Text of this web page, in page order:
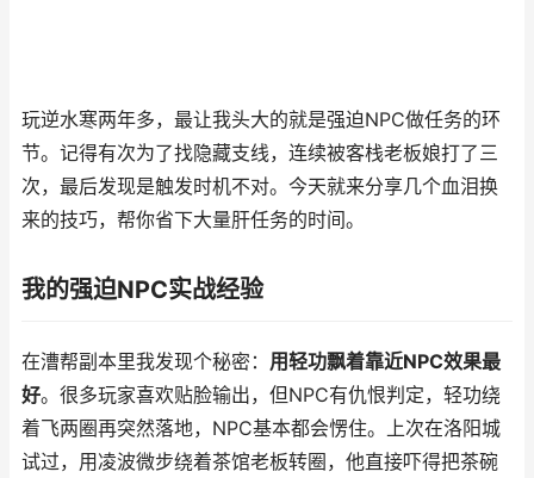
玩逆水寒两年多，最让我头大的就是强迫NPC做任务的环
节。记得有次为了找隐藏支线，连续被客栈老板娘打了三
次，最后发现是触发时机不对。今天就来分享几个血泪换
来的技巧，帮你省下大量肝任务的时间。
我的强迫NPC实战经验
在漕帮副本里我发现个秘密： 用轻功飘着靠近NPC效果最
好。很多玩家喜欢贴脸输出，但NPC有仇恨判定，轻功绕
着飞两圈再突然落地，NPC基本都会愣住。上次在洛阳城
试过，用凌波微步绕着茶馆老板转圈，他直接吓得把茶碗